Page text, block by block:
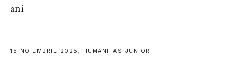
ani
15 NOIEMBRIE 2025, HUMANITAS JUNIOR